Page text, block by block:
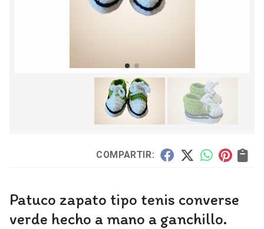
COMPARTIR:
Patuco zapato tipo tenis converse
verde hecho a mano a ganchillo.